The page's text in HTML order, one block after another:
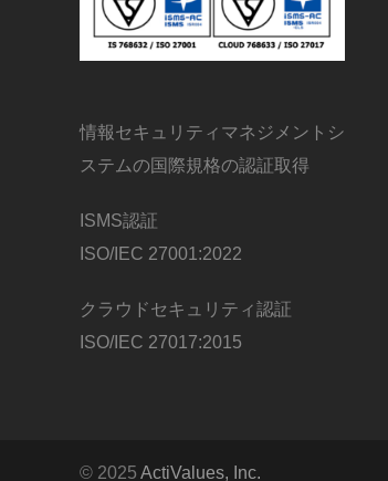
情報セキュリティマネジメントシ
ステムの国際規格の認証取得
ISMS認証
ISO/IEC 27001:2022
クラウドセキュリティ認証
ISO/IEC 27017:2015
© 2025 ActiValues, Inc.